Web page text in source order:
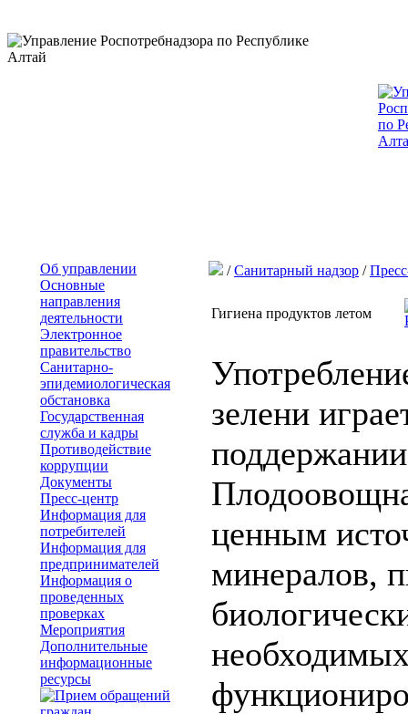
Об управлении
Основные
направления
деятельности
Электронное
правительство
Санитарно-
эпидемиологическая
обстановка
Государственная
служба и кадры
Противодействие
коррупции
Документы
Пресс-центр
Информация для
потребителей
Информация для
предпринимателей
Информация о
проведенных
проверках
Мероприятия
Дополнительные
информационные
ресурсы
/Санитарный надзор /
Гигиена продуктов летом
зелени
ценным
минералов,